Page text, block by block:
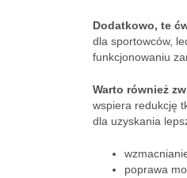
Dodatkowo, te
dla sportowców,
funkcjonowaniu
Warto również
wspiera redukcję
dla uzyskania
poprawa